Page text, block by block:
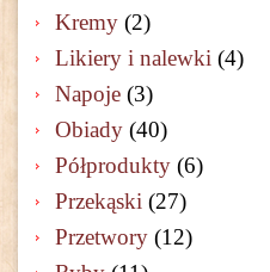
Kremy (2)
Likiery i nalewki (4)
Napoje (3)
Obiady (40)
Półprodukty (6)
Przekąski (27)
Przetwory (12)